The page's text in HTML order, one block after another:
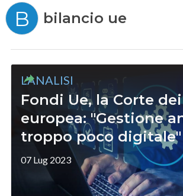
B bilancio ue
L'ANALISI
Fondi Ue, la Corte
europea: "Gestione
troppo poco digitale"
07 Lug 2023